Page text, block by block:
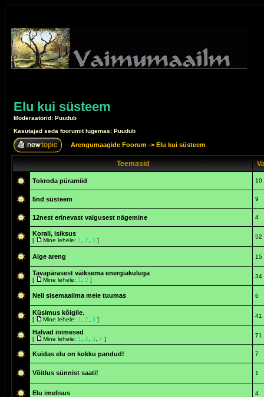
Elu kui süsteem
Moderaatorid: Puudub
Kasutajad seda foorumit lugemas: Puudub
Arengumaagide Foorum -> Elu kui süsteem
Teemasid
Tokroda püramiid 10
5nd süsteem 9
12nest erinevast valgusest nägemine 4
Korall, isiksus
[ Mine lehele: 1 2 3 ]
52
Alge areng 15
Tavapärasest väiksema energiakuluga
[ Mine lehele: 1 2 ]
34
Neli sisemaailma meie tuumas 6
Küsimus kõigile.
[ Mine lehele: 1 2 3 ]
41
Halvad inimesed
[ Mine lehele: 1 2 3 4 ]
71
Kuidas elu on kokku pandud! 7
Võitlus sünnist saati! 1
Elu imelisus 4